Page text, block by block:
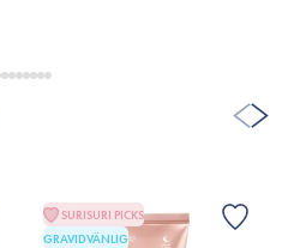
SURISURI PICKS
GRAVIDVÄNLIG